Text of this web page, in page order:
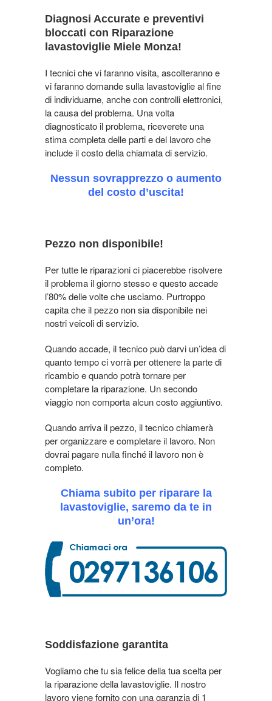
Diagnosi Accurate e preventivi
bloccati con Riparazione
lavastoviglie Miele Monza!
I tecnici che vi faranno visita, ascolteranno e
vi faranno domande sulla lavastoviglie al fine
di individuarne, anche con controlli elettronici,
la causa del problema. Una volta
diagnosticato il problema, riceverete una
stima completa delle parti e del lavoro che
include il costo della chiamata di servizio.
Nessun sovrapprezzo o aumento
del costo d’uscita!
Pezzo non disponibile!
Per tutte le riparazioni ci piacerebbe risolvere
il problema il giorno stesso e questo accade
l’80% delle volte che usciamo. Purtroppo
capita che il pezzo non sia disponibile nei
nostri veicoli di servizio.
Quando accade, il tecnico può darvi un’idea di
quanto tempo ci vorrà per ottenere la parte di
ricambio e quando potrà tornare per
completare la riparazione. Un secondo
viaggio non comporta alcun costo aggiuntivo.
Quando arriva il pezzo, il tecnico chiamerà
per organizzare e completare il lavoro. Non
dovrai pagare nulla finché il lavoro non è
completo.
Chiama subito per riparare la
lavastoviglie, saremo da te in
un’ora!
Soddisfazione garantita
Vogliamo che tu sia felice della tua scelta per
la riparazione della lavastoviglie. Il nostro
lavoro viene fornito con una garanzia di 1